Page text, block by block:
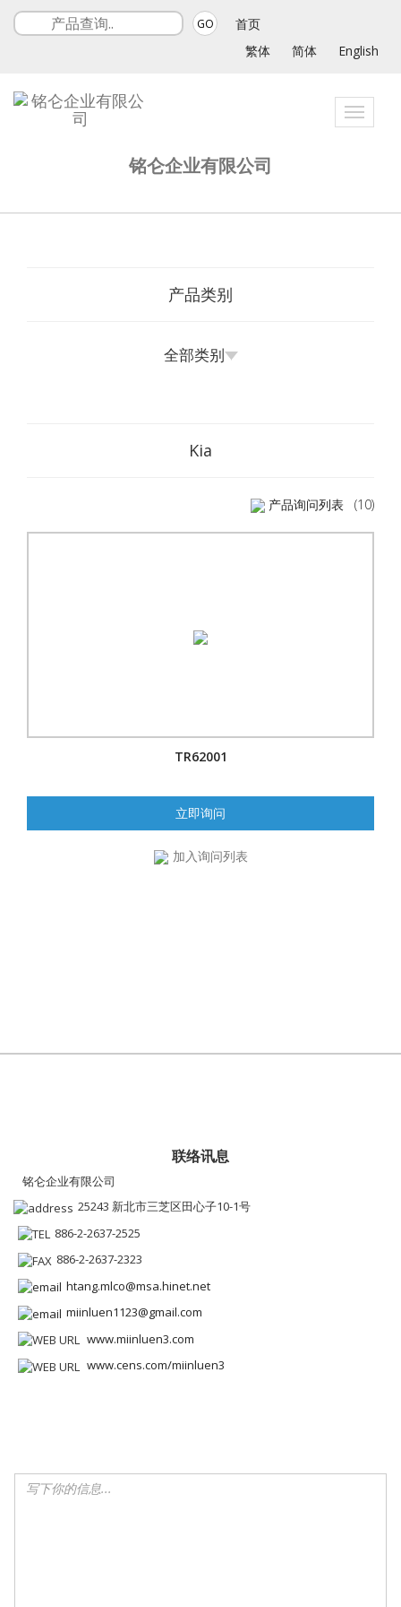
GO
首页
繁体
简体 English
Toggle
铭仑企业有限公司
产品类别
全部类别
Kia
产品询问列表 (10)
TR62001
立即询问
加入询问列表
联络讯息
铭仑企业有限公司
25243 新北市三芝区田心子10-1号
886-2-2637-2525
886-2-2637-2323
htang.mlco@msa.hinet.net
miinluen1123@gmail.com
www.miinluen3.com
www.cens.com/miinluen3